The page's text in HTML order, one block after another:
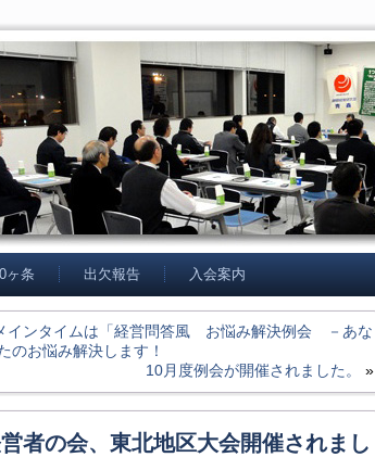
ヶ条 出欠報告 入会案内
インタイムは「経営問答風 お悩み解決例会 －あな
のお悩み解決します！
10月度例会が開催されました。
»
営者の会、東北地区大会開催されまし